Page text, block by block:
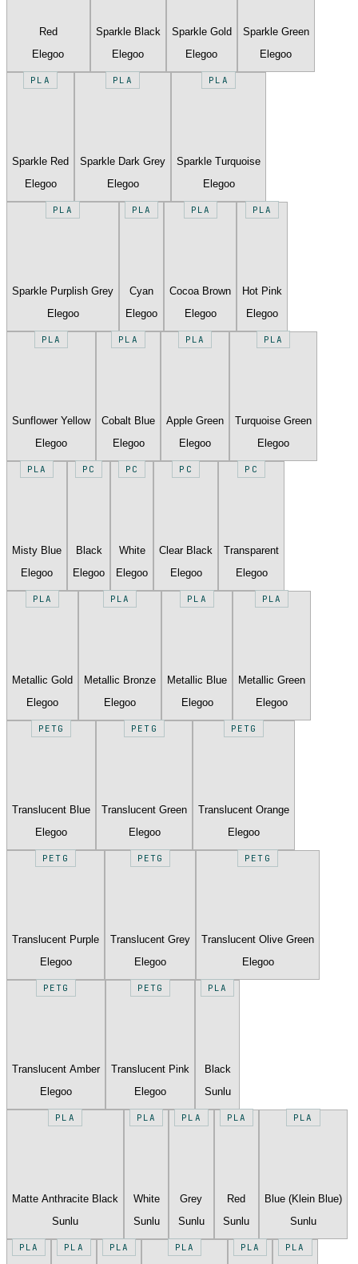
Red
Elegoo
Sparkle Black
Elegoo
Sparkle Gold
Elegoo
Sparkle Green
Elegoo
PLA
Sparkle Red
Elegoo
PLA
Sparkle Dark Grey
Elegoo
PLA
Sparkle Turquoise
Elegoo
PLA
Sparkle Purplish Grey
Elegoo
PLA
Cyan
Elegoo
PLA
Cocoa Brown
Elegoo
PLA
Hot Pink
Elegoo
PLA
Sunflower Yellow
Elegoo
PLA
Cobalt Blue
Elegoo
PLA
Apple Green
Elegoo
PLA
Turquoise Green
Elegoo
PLA
Misty Blue
Elegoo
PC
Black
Elegoo
PC
White
Elegoo
PC
Clear Black
Elegoo
PC
Transparent
Elegoo
PLA
Metallic Gold
Elegoo
PLA
Metallic Bronze
Elegoo
PLA
Metallic Blue
Elegoo
PLA
Metallic Green
Elegoo
PETG
Translucent Blue
Elegoo
PETG
Translucent Green
Elegoo
PETG
Translucent Orange
Elegoo
PETG
Translucent Purple
Elegoo
PETG
Translucent Grey
Elegoo
PETG
Translucent Olive Green
Elegoo
PETG
Translucent Amber
Elegoo
PETG
Translucent Pink
Elegoo
PLA
Black
Sunlu
PLA
Matte Anthracite Black
Sunlu
PLA
White
Sunlu
PLA
Grey
Sunlu
PLA
Red
Sunlu
PLA
Blue (Klein Blue)
Sunlu
PLA PLA PLA PLA PLA PLA